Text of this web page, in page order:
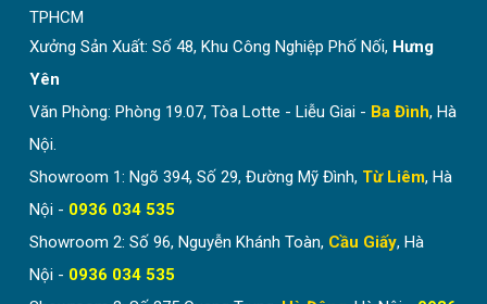
TPHCM
Xưởng Sản Xuất: Số 48, Khu Công Nghiệp Phố Nối, Hưng
Yên
Văn Phòng: Phòng 19.07, Tòa Lotte - Liễu Giai - Ba Đình, Hà
Nội.
Showroom 1: Ngõ 394, Số 29, Đường Mỹ Đình, Từ Liêm, Hà
Nội - 0936 034 535
Showroom 2: Số 96, Nguyễn Khánh Toàn, Cầu Giấy, Hà
Nội - 0936 034 535